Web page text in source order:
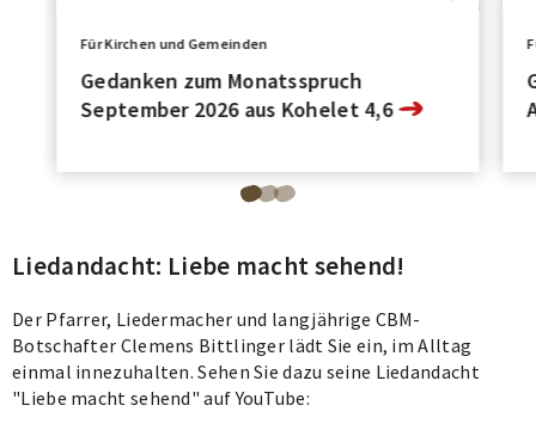
Gedanken zum Monatsspruch
September 2026 aus Kohelet 4,6
Für Kirchen und Gemeinden
Blättere
Seite
1
von
3
Blättere
Seite
2
von
3
Blättere
Seite
3
von
3
Liedandacht: Liebe macht sehend!
Der Pfarrer, Liedermacher und langjährige CBM-
Botschafter Clemens Bittlinger lädt Sie ein, im Alltag
einmal innezuhalten. Sehen Sie dazu seine Liedandacht
"Liebe macht sehend" auf YouTube: